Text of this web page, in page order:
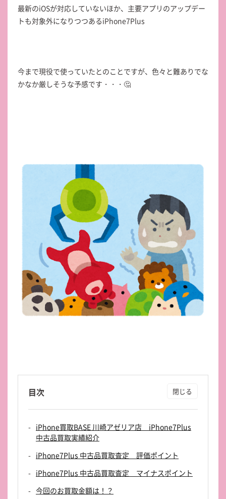
最新のiOSが対応していないほか、主要アプリのアップデー
トも対象外になりつつあるiPhone7Plus
今まで現役で使っていたとのことですが、色々と難ありでな
かなか厳しそうな予感です・・・🤔
目次
iPhone買取BASE 川崎アゼリア店 iPhone7Plus
中古品買取実績紹介
iPhone7Plus 中古品買取査定 評価ポイント
iPhone7Plus 中古品買取査定 マイナスポイント
今回のお買取金額は！？